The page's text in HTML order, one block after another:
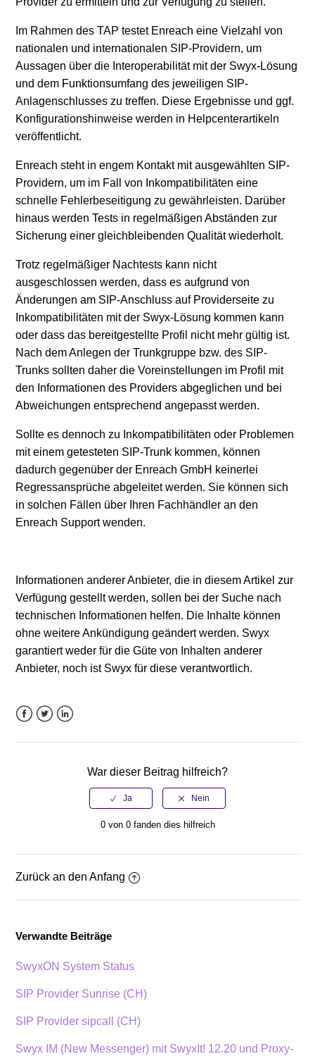
Im Rahmen des TAP testet Enreach eine Vielzahl von
nationalen und internationalen SIP-Providern, um
Aussagen über die Interoperabilität mit der Swyx-Lösung
und dem Funktionsumfang des jeweiligen SIP-
Anlagenschlusses zu treffen. Diese Ergebnisse und ggf.
Konfigurationshinweise werden in Helpcenterartikeln
veröffentlicht.
Enreach steht in engem Kontakt mit ausgewählten SIP-
Providern, um im Fall von Inkompatibilitäten eine
schnelle Fehlerbeseitigung zu gewährleisten. Darüber
hinaus werden Tests in regelmäßigen Abständen zur
Sicherung einer gleichbleibenden Qualität wiederholt.
Trotz regelmäßiger Nachtests kann nicht
ausgeschlossen werden, dass es aufgrund von
Änderungen am SIP-Anschluss auf Providerseite zu
Inkompatibilitäten mit der Swyx-Lösung kommen kann
oder dass das bereitgestellte Profil nicht mehr gültig ist.
Nach dem Anlegen der Trunkgruppe bzw. des SIP-
Trunks sollten daher die Voreinstellungen im Profil mit
den Informationen des Providers abgeglichen und bei
Abweichungen entsprechend angepasst werden.
Sollte es dennoch zu Inkompatibilitäten oder Problemen
mit einem getesteten SIP-Trunk kommen, können
dadurch gegenüber der Enreach GmbH keinerlei
Regressansprüche abgeleitet werden. Sie können sich
in solchen Fällen über Ihren Fachhändler an den
Enreach Support wenden.
Informationen anderer Anbieter, die in diesem Artikel zur
Verfügung gestellt werden, sollen bei der Suche nach
technischen Informationen helfen. Die Inhalte können
ohne weitere Ankündigung geändert werden. Swyx
garantiert weder für die Güte von Inhalten anderer
Anbieter, noch ist Swyx für diese verantwortlich.
War dieser Beitrag hilfreich?
0 von 0 fanden dies hilfreich
Zurück an den Anfang
Verwandte Beiträge
SwyxON System Status
SIP Provider Sunrise (CH)
SIP Provider sipcall (CH)
Swyx IM (New Messenger) mit SwyxIt! 12.20 und Proxy-